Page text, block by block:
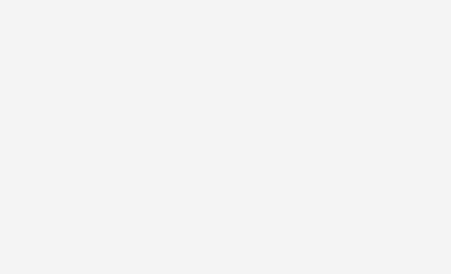
over 3 Signaleren, diagnostiek en verwijzen
over 3 Signaleren, diagnostiek en verwijzen